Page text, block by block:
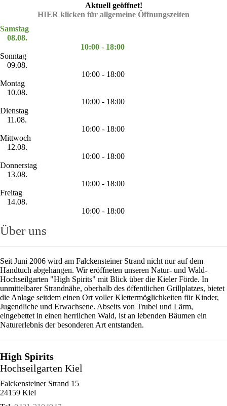
Aktuell geöffnet!
HIER klicken für allgemeine Öffnungszeiten
Samstag
08.08.
10:00 - 18:00
Sonntag
09.08.
10:00 - 18:00
Montag
10.08.
10:00 - 18:00
Dienstag
11.08.
10:00 - 18:00
Mittwoch
12.08.
10:00 - 18:00
Donnerstag
13.08.
10:00 - 18:00
Freitag
14.08.
10:00 - 18:00
Über uns
Seit Juni 2006 wird am Falckensteiner Strand nicht nur auf dem
Handtuch abgehangen. Wir eröffneten unseren Natur- und Wald-
Hochseilgarten "High Spirits" mit Blick über die Kieler Förde. In
unmittelbarer Strandnähe, oberhalb des öffentlichen Grillplatzes, bietet
die Anlage seitdem einen Ort voller Klettermöglichkeiten für Kinder,
Jugendliche und Erwachsene. Abseits von Trubel und Lärm,
eingebettet in einen herrlichen Wald, ist an lebenden Bäumen ein
Naturerlebnis der besonderen Art entstanden.
High Spirits
Hochseilgarten Kiel
Falckensteiner Strand 15
24159 Kiel